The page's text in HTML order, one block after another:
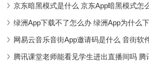
京东暗黑模式是什么 京东App暗黑模式怎
绿洲App下载不了怎么办 绿洲App为什么
网易云音乐音街App邀请码是什么 音街软